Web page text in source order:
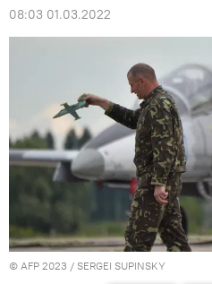
08:03 01.03.2022
© AFP 2023 / SERGEI SUPINSKY